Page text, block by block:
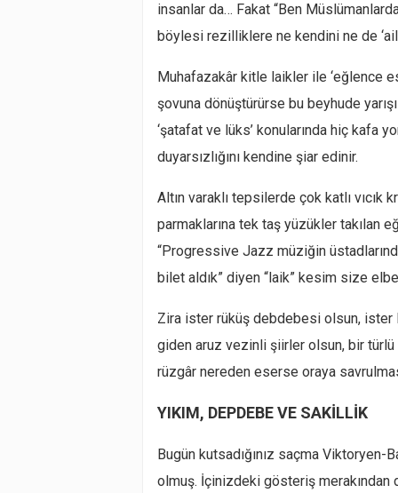
insanlar da… Fakat “Ben
böylesi rezilliklere ne kendini ne de
Muhafazakâr kitle laikler ile ‘eğlence
şovuna dönüştürürse bu beyhude
‘şatafat ve lüks’ konularında hiç kafa
duyarsızlığını kendine şiar edinir.
Altın varaklı tepsilerde çok katlı vıcık
parmaklarına tek taş yüzükler takılan
“Progressive Jazz müziğin
bilet aldık” diyen “laik” kesim size
Zira ister rüküş debdebesi olsun, ister
giden aruz vezinli şiirler olsun, bir
rüzgâr nereden eserse oraya
YIKIM, DEPDEBE VE SAKİLLİK
Bugün kutsadığınız saçma
olmuş. İçinizdeki gösteriş